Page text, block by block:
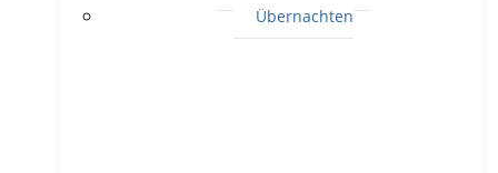
Übernachten